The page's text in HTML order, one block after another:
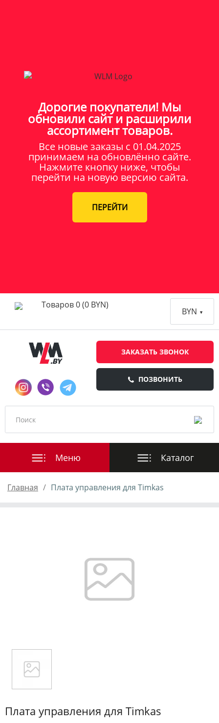
Дорогие покупатели! Мы
обновили сайт и расширили
ассортимент товаров.
Все новые заказы c 01.04.2025
принимаем на обновлённо сайте.
Нажмите кнопку ниже, чтобы
перейти на новую версию сайта.
ПЕРЕЙТИ
ЗАКАЗАТЬ ЗВОНОК
ПОЗВОНИТЬ
Товаров 0 (0 BYN)
BYN
Главная Плата управления для Timkas
Плата управления для Timkas